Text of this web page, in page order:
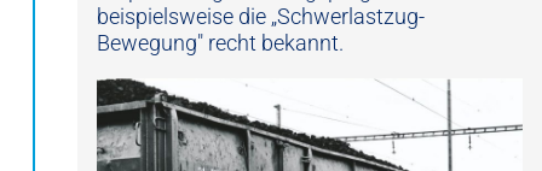
beispielsweise die „Schwerlastzug-
Bewegung" recht bekannt.